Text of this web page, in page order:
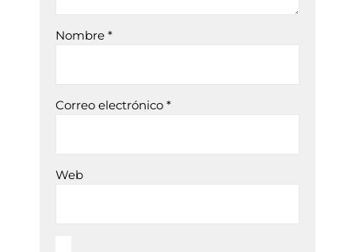
Nombre *
Correo electrónico *
Web